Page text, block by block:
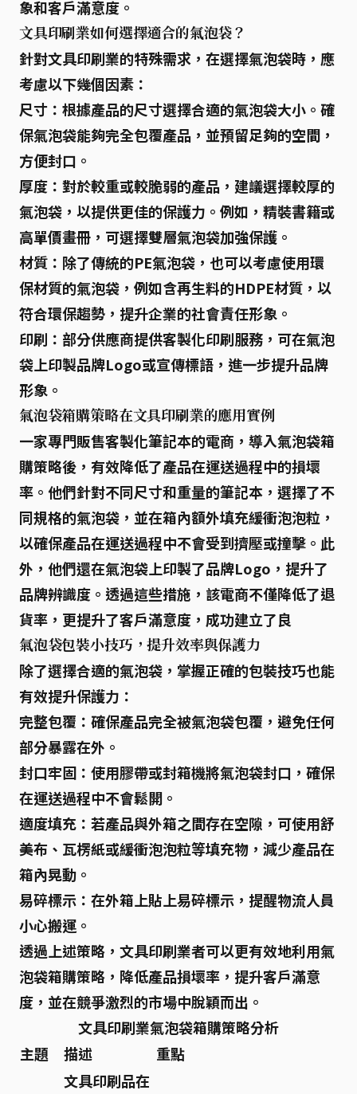
象和客戶滿意度。
文具印刷業如何選擇適合的氣泡袋？
針對文具印刷業的特殊需求，在選擇氣泡袋時，應
考慮以下幾個因素：
尺寸： 根據產品的尺寸選擇合適的氣泡袋大小。確
保氣泡袋能夠完全包覆產品，並預留足夠的空間，
方便封口。
厚度： 對於較重或較脆弱的產品，建議選擇較厚的
氣泡袋，以提供更佳的保護力。例如，精裝書籍或
高單價畫冊，可選擇雙層氣泡袋加強保護。
材質： 除了傳統的PE氣泡袋，也可以考慮使用環
保材質的氣泡袋，例如含再生料的HDPE材質，以
符合環保趨勢，提升企業的社會責任形象。
印刷： 部分供應商提供客製化印刷服務，可在氣泡
袋上印製品牌Logo或宣傳標語，進一步提升品牌
形象。
氣泡袋箱購策略在文具印刷業的應用實例
一家專門販售客製化筆記本的電商，導入氣泡袋箱
購策略後，有效降低了產品在運送過程中的損壞
率。他們針對不同尺寸和重量的筆記本，選擇了不
同規格的氣泡袋，並在箱內額外填充緩衝泡泡粒 ，
以確保產品在運送過程中不會受到擠壓或撞擊。此
外，他們還在氣泡袋上印製了品牌Logo，提升了
品牌辨識度。透過這些措施，該電商不僅降低了退
貨率，更提升了客戶滿意度，成功建立了良
氣泡袋包裝小技巧，提升效率與保護力
除了選擇合適的氣泡袋，掌握正確的包裝技巧也能
有效提升保護力：
完整包覆： 確保產品完全被氣泡袋包覆，避免任何
部分暴露在外。
封口牢固： 使用膠帶或封箱機將氣泡袋封口，確保
在運送過程中不會鬆開。
適度填充： 若產品與外箱之間存在空隙，可使用舒
美布 、 瓦楞紙或緩衝泡泡粒等填充物，減少產品在
箱內晃動。
易碎標示： 在外箱上貼上易碎標示，提醒物流人員
小心搬運。
透過上述策略，文具印刷業者可以更有效地利用氣
泡袋箱購策略，降低產品損壞率，提升客戶滿意
度，並在競爭激烈的市場中脫穎而出。
文具印刷業氣泡袋箱購策略分析
主題
描述 重點
文具印刷品在